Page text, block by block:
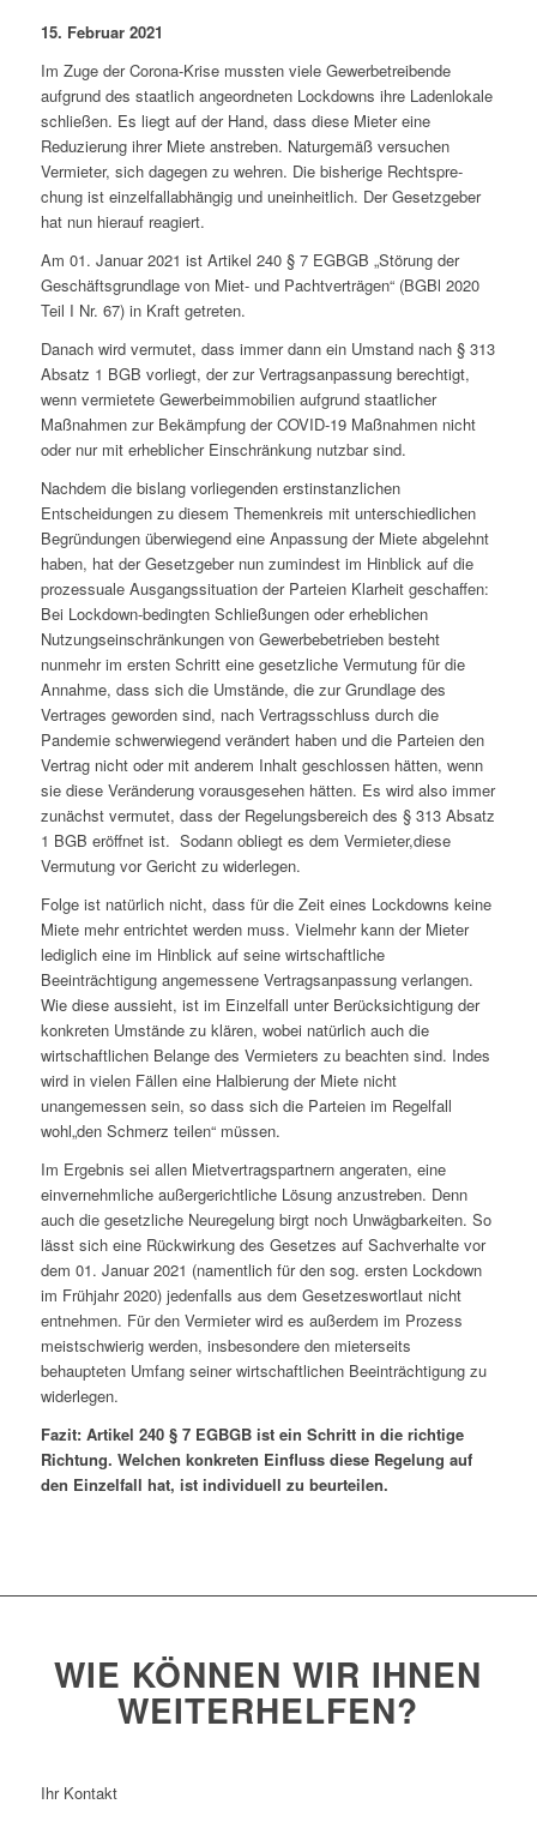
15. Februar 2021
Im Zuge der Corona-Krise mussten viele Gewerbe­treibende
aufgrund des staatlich angeordneten Lockdowns ihre Ladenlokale
schließen. Es liegt auf der Hand, dass diese Mieter eine
Reduzierung ihrer Miete anstreben. Naturgemäß versuchen
Vermieter, sich dagegen zu wehren. Die bisherige Rechtspre­
chung ist einzelfallabhängig und uneinheitlich. Der Gesetzgeber
hat nun hierauf reagiert.
Am 01. Januar 2021 ist Artikel 240 § 7 EGBGB „Störung der
Geschäftsgrundlage von Miet- und Pachtverträgen“ (BGBl 2020
Teil I Nr. 67) in Kraft getreten.
Danach wird vermutet, dass immer dann ein Umstand nach § 313
Absatz 1 BGB vorliegt, der zur Vertragsanpassung berechtigt,
wenn vermietete Gewerbeimmobilien aufgrund staatlicher
Maßnahmen zur Bekämpfung der COVID-19 Maßnahmen nicht
oder nur mit erheblicher Einschränkung nutzbar sind.
Nachdem die bislang vorliegenden erstinstanzlichen
Entscheidungen zu diesem Themenkreis mit unterschiedlichen
Begründungen überwiegend eine Anpassung der Miete abgelehnt
haben, hat der Gesetzgeber nun zumindest im Hinblick auf die
prozessuale Ausgangssituation der Parteien Klarheit geschaffen:
Bei Lockdown-bedingten Schließungen oder erheblichen
Nutzungseinschränkungen von Gewerbebetrieben besteht
nunmehr im ersten Schritt eine gesetzliche Vermutung für die
Annahme, dass sich die Umstände, die zur Grundlage des
Vertrages geworden sind, nach Vertragsschluss durch die
Pandemie schwerwiegend verändert haben und die Parteien den
Vertrag nicht oder mit anderem Inhalt geschlossen hätten, wenn
sie diese Veränderung vorausgesehen hätten. Es wird also immer
zunächst vermutet, dass der Regelungsbereich des § 313 Absatz
1 BGB eröffnet ist. Sodann obliegt es dem Vermieter,diese
Vermutung vor Gericht zu widerlegen.
Folge ist natürlich nicht, dass für die Zeit eines Lockdowns keine
Miete mehr entrichtet werden muss. Vielmehr kann der Mieter
lediglich eine im Hinblick auf seine wirtschaftliche
Beeinträchtigung angemessene Vertragsanpassung verlangen.
Wie diese aussieht, ist im Einzelfall unter Berücksichtigung der
konkreten Umstände zu klären, wobei natürlich auch die
wirtschaftlichen Belange des Vermieters zu beachten sind. Indes
wird in vielen Fällen eine Halbierung der Miete nicht
unangemessen sein, so dass sich die Parteien im Regelfall
wohl„den Schmerz teilen“ müssen.
Im Ergebnis sei allen Mietvertragspartnern angeraten, eine
einvernehmliche außergerichtliche Lösung anzustreben. Denn
auch die gesetzliche Neuregelung birgt noch Unwägbarkeiten. So
lässt sich eine Rückwirkung des Gesetzes auf Sachverhalte vor
dem 01. Januar 2021 (namentlich für den sog. ersten Lockdown
im Frühjahr 2020) jedenfalls aus dem Gesetzeswortlaut nicht
entnehmen. Für den Vermieter wird es außerdem im Prozess
meistschwierig werden, insbesondere den mieterseits
behaupteten Umfang seiner wirtschaftlichen Beeinträchtigung zu
widerlegen.
Fazit: Artikel 240 § 7 EGBGB ist ein Schritt in die richtige
Richtung. Welchen konkreten Einfluss diese Regelung auf
den Einzelfall hat, ist individuell zu beurteilen.
WIE KÖNNEN WIR IHNEN
WEITERHELFEN?
Ihr Kontakt